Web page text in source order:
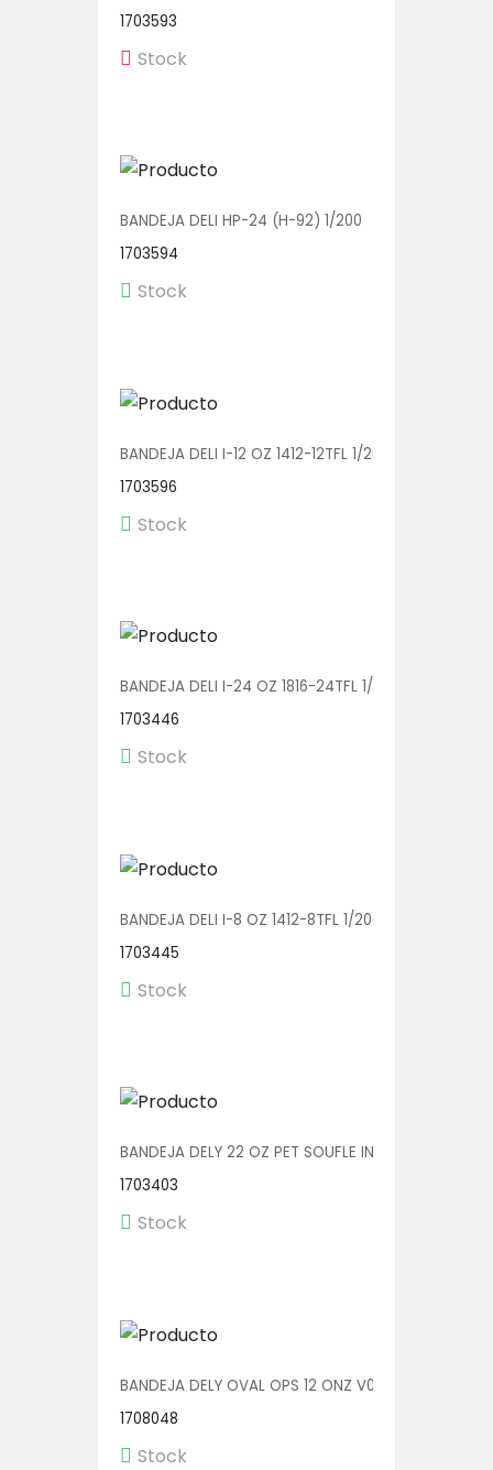
1703593
Stock
BANDEJA DELI HP-24 (H-92) 1/200
1703594
Stock
BANDEJA DELI I-12 OZ 1412-12TFL 1/200
1703596
Stock
BANDEJA DELI I-24 OZ 1816-24TFL 1/200
1703446
Stock
BANDEJA DELI I-8 OZ 1412-8TFL 1/200
1703445
Stock
BANDEJA DELY 22 OZ PET SOUFLE INC. C/TENEDOR
1703403
Stock
BANDEJA DELY OVAL OPS 12 ONZ V00511 1/400
1708048
Stock